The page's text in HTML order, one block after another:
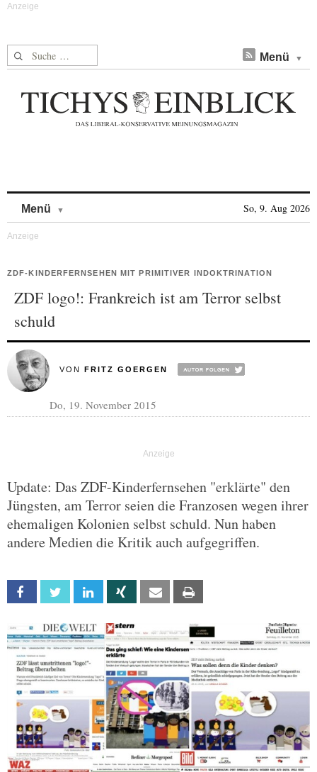
Suche nach: Menü
Menü So, 9. Aug 2026
ZDF-KINDERFERNSEHEN MIT PRIMITIVER INDOKTRINATION
ZDF logo!: Frankreich ist am Terror selbst
schuld
VON FRITZ GOERGEN
Do, 19. November 2015
Update: Das ZDF-Kinderfernsehen "erklärte" den
Jüngsten, am Terror seien die Franzosen wegen ihrer
ehemaligen Kolonien selbst schuld. Nun haben
andere Medien die Kritik auch aufgegriffen.
Facebook Twitter Linkedin Xing Email